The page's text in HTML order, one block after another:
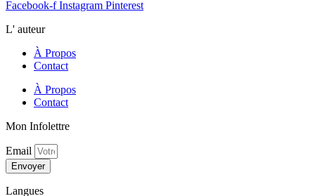
Facebook-f Instagram Pinterest
L' auteur
À Propos
Contact
À Propos
Contact
Mon Infolettre
Email
Envoyer
Langues